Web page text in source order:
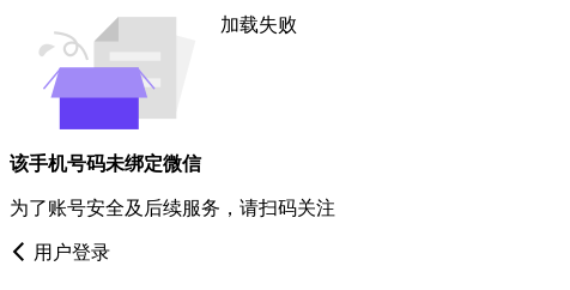
加载失败
该手机号码未绑定微信
为了账号安全及后续服务，请扫码关注
用户登录